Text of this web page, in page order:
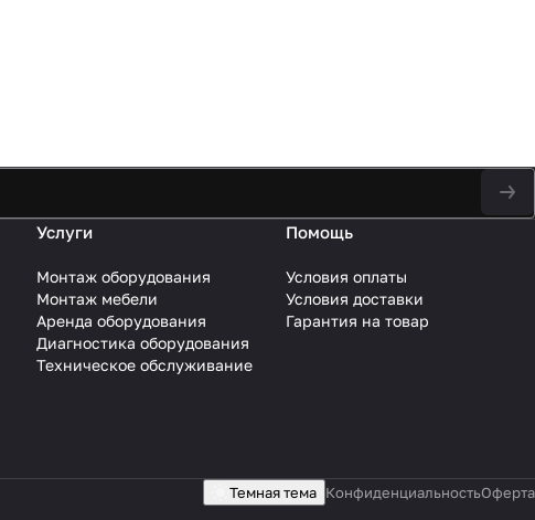
Услуги
Монтаж оборудования
Монтаж мебели
Аренда оборудования
Диагностика оборудования
Техническое обслуживание
Помощь
Условия оплаты
Условия доставки
Гарантия на товар
Темная тема КонфиденциальностьОферта